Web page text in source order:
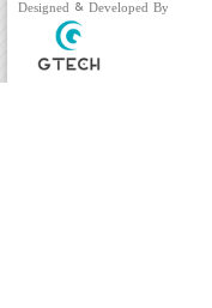
Designed & Developed By